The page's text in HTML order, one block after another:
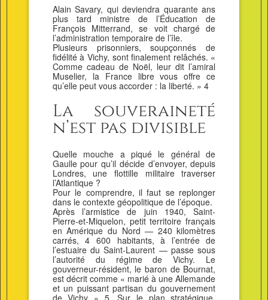
Alain Savary, qui deviendra quarante ans
plus tard ministre de l’Éducation de
François Mitterrand, se voit chargé de
l’administration temporaire de l’île.
Plusieurs prisonniers, soupçonnés de
fidélité à Vichy, sont finalement relâchés. «
Comme cadeau de Noël, leur dit l’amiral
Muselier, la France libre vous offre ce
qu’elle peut vous accorder : la liberté. » 4
La souveraineté
n’est pas divisible
Quelle mouche a piqué le général de
Gaulle pour qu’il décide d’envoyer, depuis
Londres, une flottille militaire traverser
l’Atlantique ?
Pour le comprendre, il faut se replonger
dans le contexte géopolitique de l’époque.
Après l’armistice de juin 1940, Saint-
Pierre-et-Miquelon, petit territoire français
en Amérique du Nord — 240 kilomètres
carrés, 4 600 habitants, à l’entrée de
l’estuaire du Saint-Laurent — passe sous
l’autorité du régime de Vichy. Le
gouverneur-résident, le baron de Bournat,
est décrit comme « marié à une Allemande
et un puissant partisan du gouvernement
de Vichy » 5. Sur le plan stratégique,